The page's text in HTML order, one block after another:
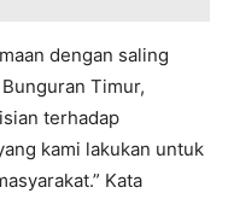
dengan saling
Timur,
terhadap
kami lakukan untuk
Kata